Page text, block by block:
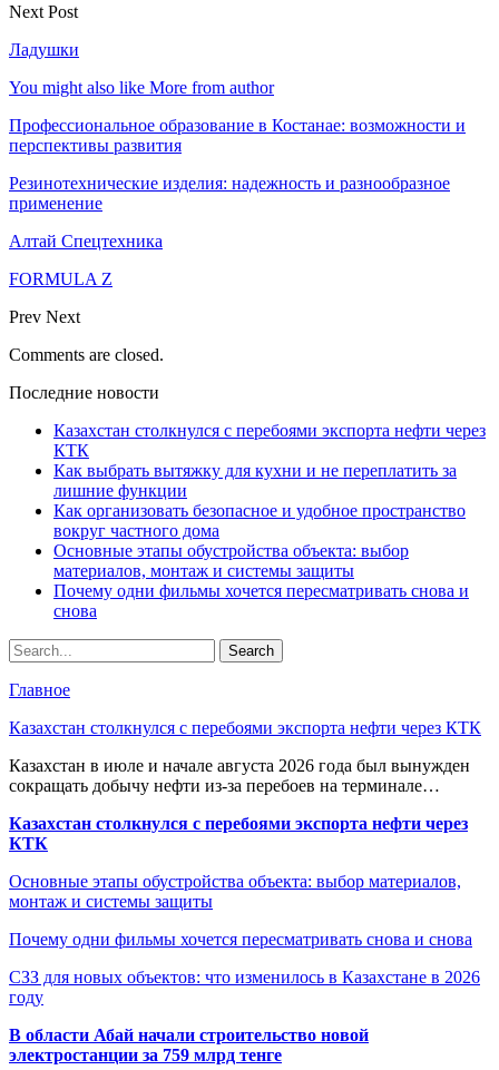
Next Post
Ладушки
You might also like More from author
Профессиональное образование в Костанае: возможности и
перспективы развития
Резинотехнические изделия: надежность и разнообразное
применение
Алтай Спецтехника
FORMULA Z
Prev Next
Comments are closed.
Последние новости
Казахстан столкнулся с перебоями экспорта нефти через
КТК
Как выбрать вытяжку для кухни и не переплатить за
лишние функции
Как организовать безопасное и удобное пространство
вокруг частного дома
Основные этапы обустройства объекта: выбор
материалов, монтаж и системы защиты
Почему одни фильмы хочется пересматривать снова и
снова
Главное
Казахстан столкнулся с перебоями экспорта нефти через КТК
Казахстан в июле и начале августа 2026 года был вынужден
сокращать добычу нефти из-за перебоев на терминале…
Казахстан столкнулся с перебоями экспорта нефти через
КТК
Основные этапы обустройства объекта: выбор материалов,
монтаж и системы защиты
Почему одни фильмы хочется пересматривать снова и снова
СЗЗ для новых объектов: что изменилось в Казахстане в 2026
году
В области Абай начали строительство новой
электростанции за 759 млрд тенге